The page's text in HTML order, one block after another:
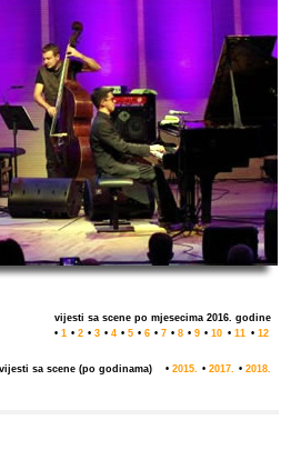
vijesti sa scene po mjesecima 2016. godine
• 1 • 2 • 3 • 4 • 5 • 6 • 7 • 8 • 9 • 10 • 11 • 12
sa scene (po godinama) • 2015. • 2017. • 2018.